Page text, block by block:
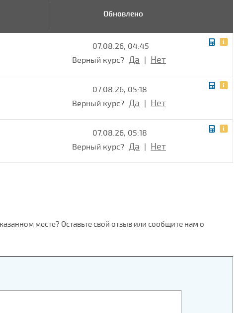
Обновлено
07.08.26, 04:45
Верный курс? Да Нет
07.08.26, 05:18
Верный курс? Да Нет
07.08.26, 05:18
Верный курс? Да Нет
месте? Оставьте свой отзыв или сообщите нам о